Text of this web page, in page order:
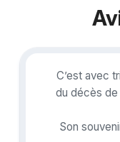
C’est avec
du décès de
Son